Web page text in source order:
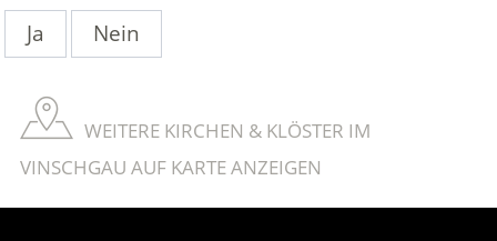
Ja
Nein
WEITERE KIRCHEN & KLÖSTER IM
VINSCHGAU AUF KARTE ANZEIGEN